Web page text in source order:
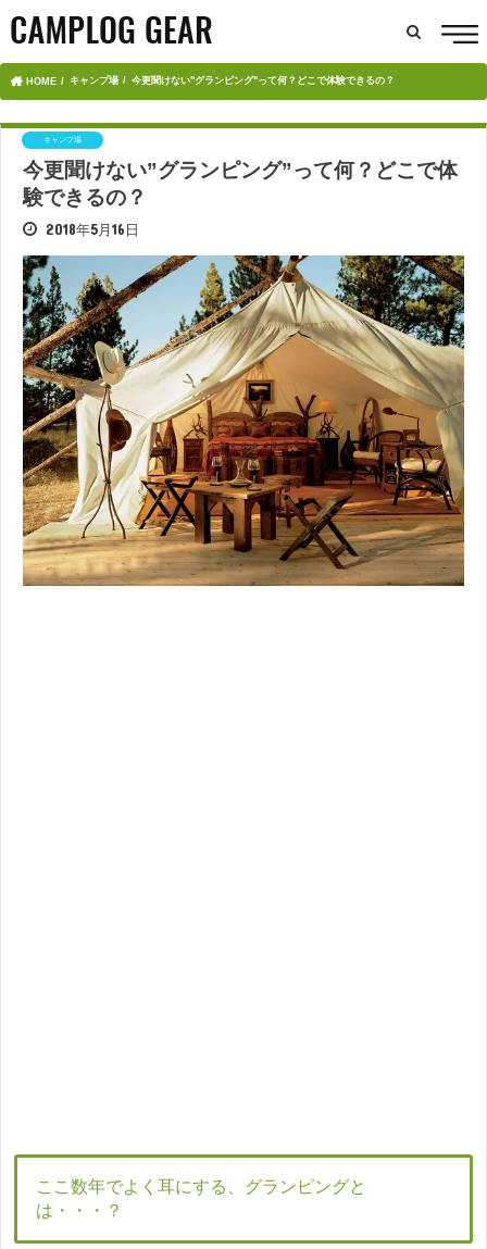
HOME キャンプ場 今更聞けない"グランピング"って何？どこで体験できるの？
キャンプ場
今更聞けない”グランピング”って何？どこで体
験できるの？
2018年5月16日
ここ数年でよく耳にする、グランピングと
は・・・？